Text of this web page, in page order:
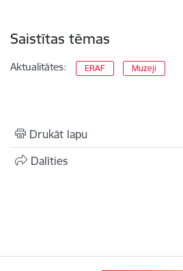
Saistītas tēmas
Aktualitātes: ERAF Muzeji
Drukāt lapu
Dalīties